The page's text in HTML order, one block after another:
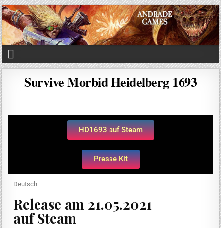
Survive Morbid Heidelberg 1693
HD1693 auf Steam
Presse Kit
Deutsch
Release am 21.05.2021
auf Steam